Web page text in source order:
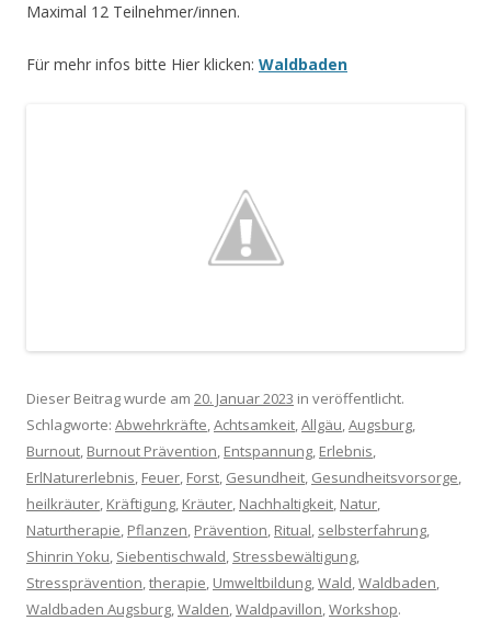
Maximal 12 Teilnehmer/innen.
Für mehr infos bitte Hier klicken: Waldbaden
Dieser Beitrag wurde am 20. Januar 2023 in veröffentlicht.
Schlagworte: Abwehrkräfte,Achtsamkeit,Allgäu,Augsburg,
Burnout, Burnout Prävention, Entspannung, Erlebnis,
ErlNaturerlebnis, Feuer, Forst, Gesundheit, Gesundheitsvorsorge,
heilkräuter, Kräftigung, Kräuter, Nachhaltigkeit, Natur,
Naturtherapie, Pflanzen, Prävention, Ritual, selbsterfahrung,
Shinrin Yoku, Siebentischwald, Stressbewältigung,
Stressprävention,therapie, Umweltbildung,Wald,Waldbaden,
Waldbaden Augsburg,Walden,Waldpavillon,Workshop.